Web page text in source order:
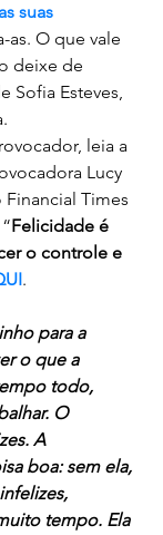
suas
as. O que vale
deixe de
Sofia Esteves,
leia a
Lucy
Times
Felicidade é
o controle e
.
para a
o que a
todo,
O
A
boa: sem ela,
tempo. Ela